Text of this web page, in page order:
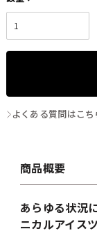
よくある質問はこち
商品概要
あらゆる状況
ニカルアイス